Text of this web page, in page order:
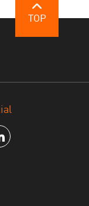
วง
ด้
ก
TOP